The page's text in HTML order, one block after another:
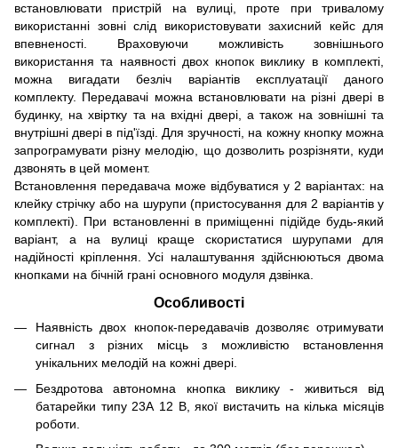
встановлювати пристрій на вулиці, проте при тривалому
використанні зовні слід використовувати захисний кейс для
впевненості. Враховуючи можливість зовнішнього
використання та наявності двох кнопок виклику в комплекті,
можна вигадати безліч варіантів експлуатації даного
комплекту. Передавачі можна встановлювати на різні двері в
будинку, на хвіртку та на вхідні двері, а також на зовнішні та
внутрішні двері в під'їзді. Для зручності, на кожну кнопку можна
запрограмувати різну мелодію, що дозволить розрізняти, куди
дзвонять в цей момент.
Встановлення передавача може відбуватися у 2 варіантах: на
клейку стрічку або на шурупи (пристосування для 2 варіантів у
комплекті). При встановленні в приміщенні підійде будь-який
варіант, а на вулиці краще скористатися шурупами для
надійності кріплення. Усі налаштування здійснюються двома
кнопками на бічній грані основного модуля дзвінка.
Особливості
Наявність двох кнопок-передавачів дозволяє отримувати
сигнал з різних місць з можливістю встановлення
унікальних мелодій на кожні двері.
Бездротова автономна кнопка виклику - живиться від
батарейки типу 23А 12 В, якої вистачить на кілька місяців
роботи.